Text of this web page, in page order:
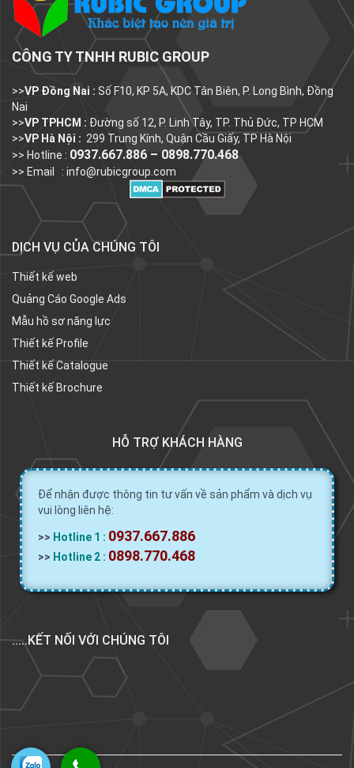
CÔNG TY TNHH RUBIC GROUP
>>VP Đồng Nai : Số F10, KP 5A, KDC Tân Biên, P. Long Bình, Đồng
Nai
>>VP TPHCM : Đường số 12, P. Linh Tây, TP. Thủ Đức, TP HCM
>>VP Hà Nội : 299 Trung Kính, Quận Cầu Giấy, TP Hà Nội
>> Hotline : 0937.667.886 – 0898.770.468
>> Email : info@rubicgroup.com
DỊCH VỤ CỦA CHÚNG TÔI
Thiết kế web
Quảng Cáo Google Ads
Mẫu hồ sơ năng lực
Thiết kế Profile
Thiết kế Catalogue
Thiết kế Brochure
HỖ TRỢ KHÁCH HÀNG
Để nhận được thông tin tư vấn về sản phẩm và dịch vụ
vui lòng liên hệ:
>> Hotline 1 : 0937.667.886
>> Hotline 2 : 0898.770.468
.....KẾT NỐI VỚI CHÚNG TÔI